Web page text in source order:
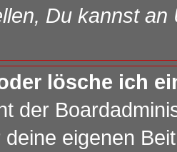
Du kannst
lösche ich
der
eigenen